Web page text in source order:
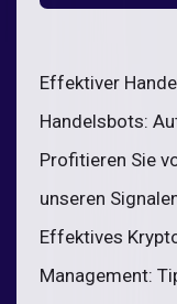
Effektiver
Handelsbots:
Profitieren Sie
unseren
Effektives
Management: